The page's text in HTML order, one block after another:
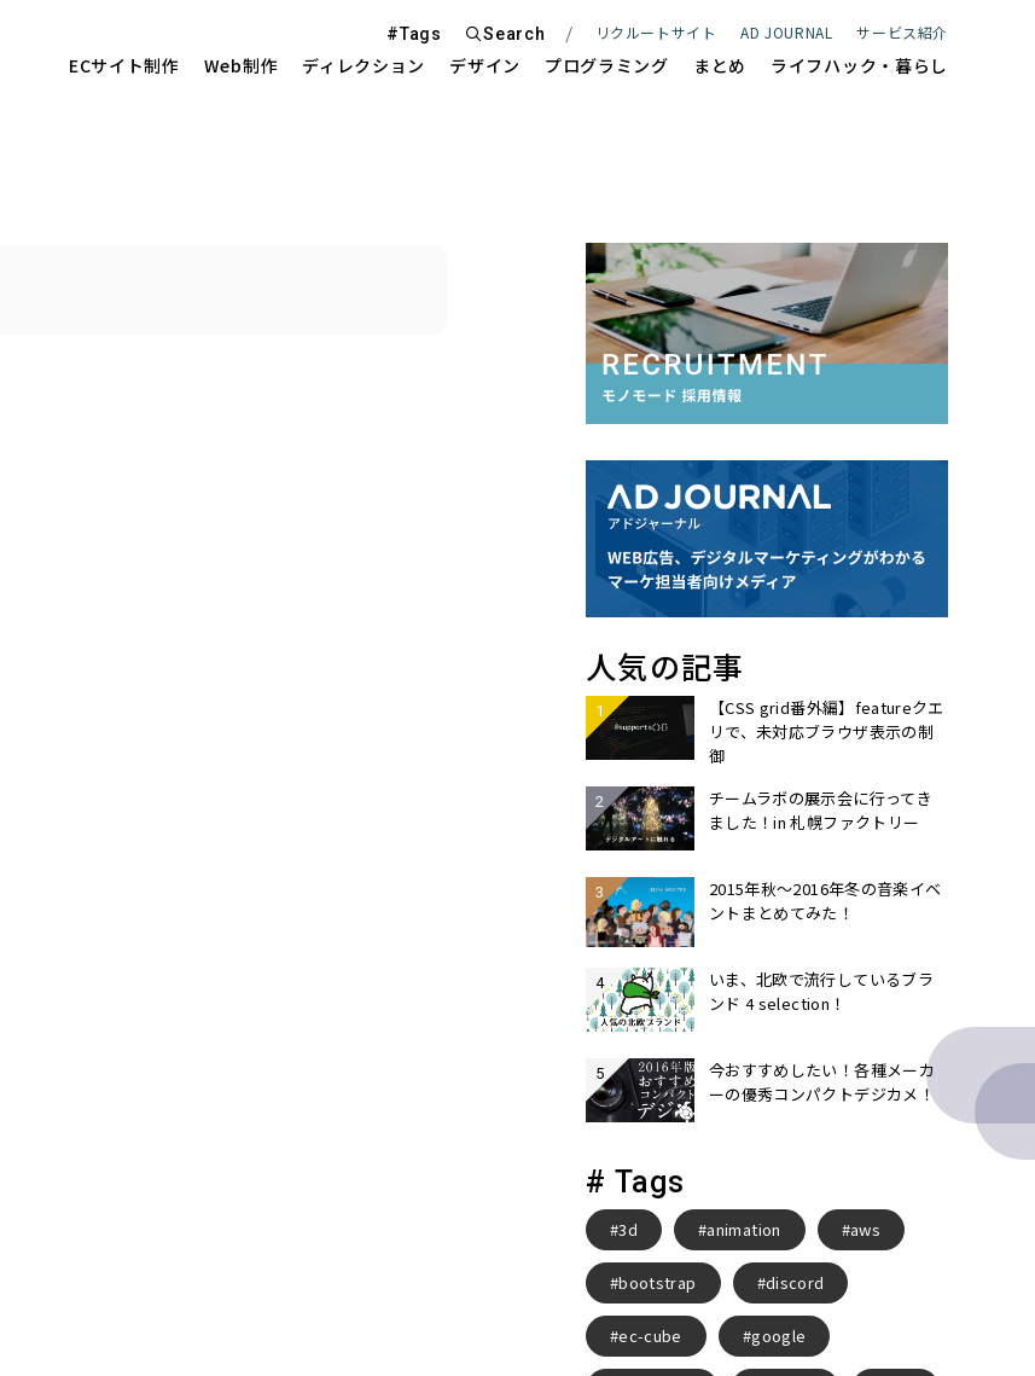
ECサイト制作 Web制作 ディレクション デザイン プログラミング まとめ ライフハック・暮らし
#Tags Search リクルートサイト AD JOURNAL サービス紹介
ECサイト制作
Site Management
人気の記事
【CSS grid番外編】featureクエ
リで、未対応ブラウザ表示の制
御
チームラボの展示会に行ってき
ました！in 札幌ファクトリー
2015年秋〜2016年冬の音楽イベ
ントまとめてみた！
いま、北欧で流行しているブラ
ンド 4 selection！
今おすすめしたい！各種メーカ
ーの優秀コンパクトデジカメ！
# Tags
3d animation aws
bootstrap discord
ec-cube google